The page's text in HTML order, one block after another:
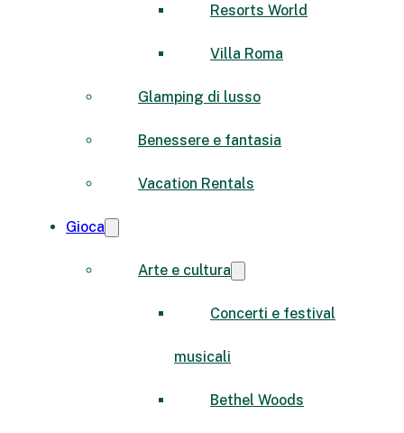
Resorts World
Villa Roma
Glamping di lusso
Benessere e fantasia
Vacation Rentals
Gioca
Arte e cultura
Concerti e festival
musicali
Bethel Woods